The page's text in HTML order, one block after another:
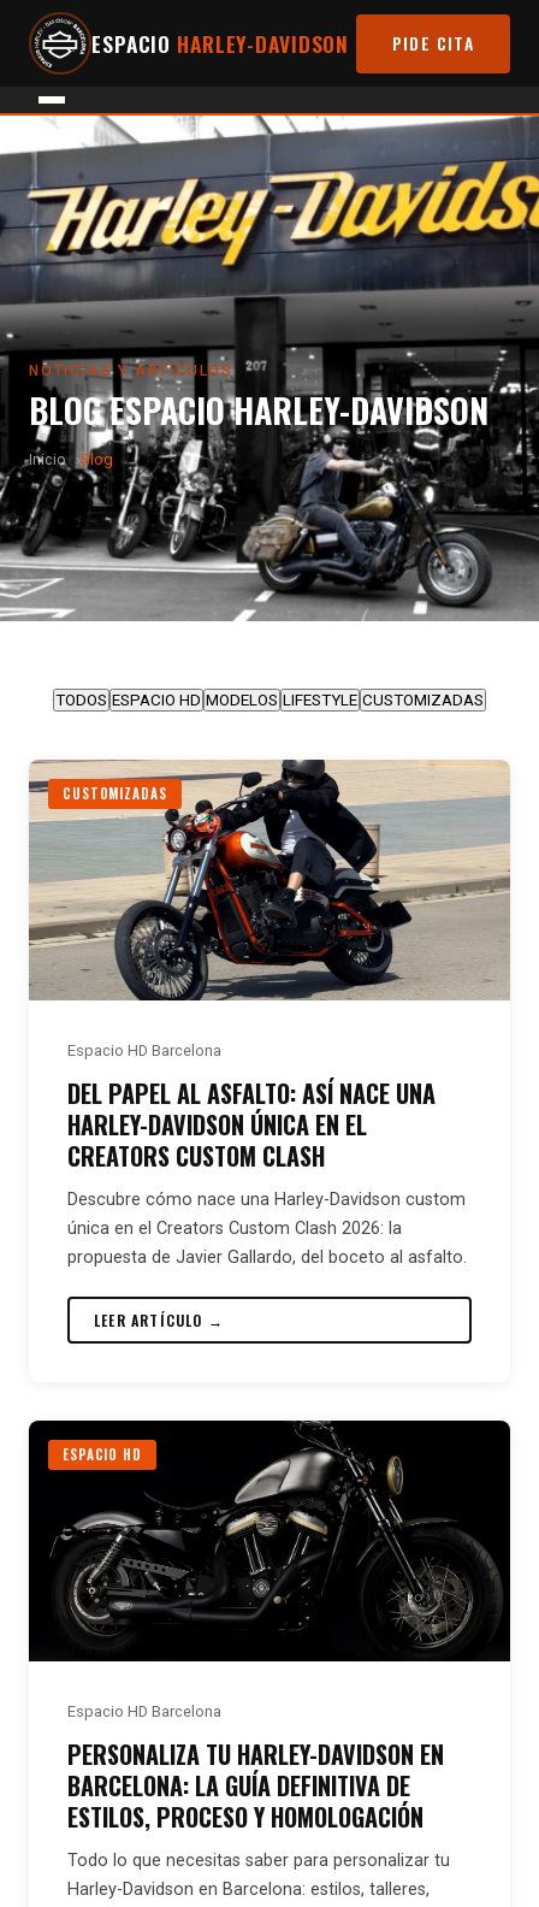
ESPACIO HARLEY-DAVIDSON PIDE CITA
NOTICIAS Y ARTÍCULOS
BLOG ESPACIO HARLEY-DAVIDSON
Inicio Blog
TODOS ESPACIO HD MODELOS LIFESTYLE CUSTOMIZADAS
CUSTOMIZADAS
Espacio HD Barcelona
DEL PAPEL AL ASFALTO: ASÍ NACE UNA
HARLEY-DAVIDSON ÚNICA EN EL
CREATORS CUSTOM CLASH
Descubre cómo nace una Harley-Davidson custom
única en el Creators Custom Clash 2026: la
propuesta de Javier Gallardo, del boceto al asfalto.
LEER ARTÍCULO →
ESPACIO HD
Espacio HD Barcelona
PERSONALIZA TU HARLEY-DAVIDSON EN
BARCELONA: LA GUÍA DEFINITIVA DE
ESTILOS, PROCESO Y HOMOLOGACIÓN
Todo lo que necesitas saber para personalizar tu
Harley-Davidson en Barcelona: estilos, talleres,